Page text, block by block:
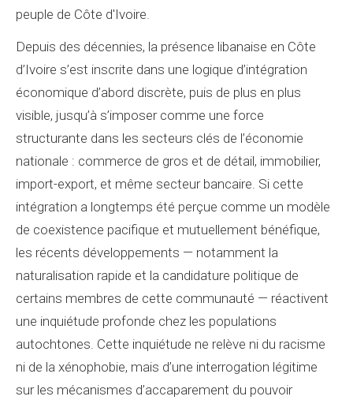
peuple de Côte d'Ivoire.
Depuis des décennies, la présence libanaise en Côte
d’Ivoire s’est inscrite dans une logique d’intégration
économique d’abord discrète, puis de plus en plus
visible, jusqu’à s’imposer comme une force
structurante dans les secteurs clés de l’économie
nationale : commerce de gros et de détail, immobilier,
import-export, et même secteur bancaire. Si cette
intégration a longtemps été perçue comme un modèle
de coexistence pacifique et mutuellement bénéfique,
les récents développements — notamment la
naturalisation rapide et la candidature politique de
certains membres de cette communauté — réactivent
une inquiétude profonde chez les populations
autochtones. Cette inquiétude ne relève ni du racisme
ni de la xénophobie, mais d’une interrogation légitime
sur les mécanismes d’accaparement du pouvoir